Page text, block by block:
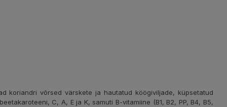
koriandri võrsed värskete ja hautatud köögiviljade, küpsetatud
C, A, E ja K, samuti B-vitamiine (B1, B2, PP, B4, B5,